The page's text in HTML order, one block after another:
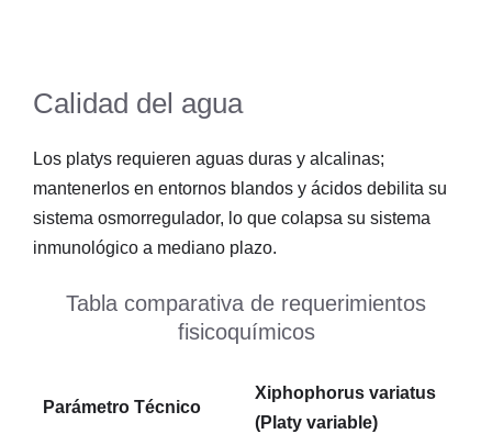
Calidad del agua
Los platys requieren aguas duras y alcalinas;
mantenerlos en entornos blandos y ácidos debilita su
sistema osmorregulador, lo que colapsa su sistema
inmunológico a mediano plazo.
Tabla comparativa de requerimientos
fisicoquímicos
Parámetro Técnico
Xiphophorus variatus
(Platy variable)